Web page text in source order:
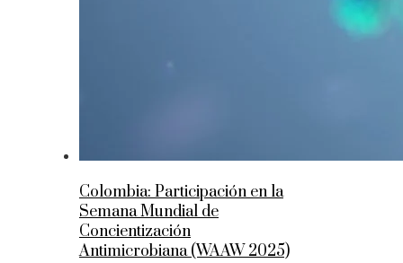
Colombia: Participación en la
Semana Mundial de
Concientización
Antimicrobiana (WAAW 2025)